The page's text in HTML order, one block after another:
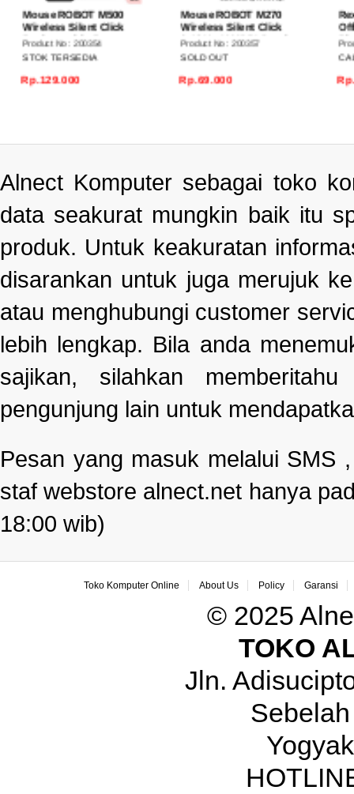
Rp.129.000
Mouse ROBOT M500
Wireless Silent Click
Rechargeable Battery
800/1200/1600 Dpi
Product No : 200354
STOK TERSEDIA
Rp.69.000
Mouse ROBOT M270
Wireless Silent Click
2.4GHz 1600DPI Desain
Ergonomis
Product No : 200357
SOLD OUT
Black
Alnect Komputer sebagai toko
data seakurat mungkin baik itu
produk. Untuk keakuratan
disarankan untuk juga merujuk
atau menghubungi customer
lebih lengkap. Bila anda
sajikan, silahkan
pengunjung lain untuk
Pesan yang masuk melalui SMS
staf webstore alnect.net hanya
18:00 wib)
Toko Komputer Online About Us Policy Garansi
© 2025
TOKO
Jln.